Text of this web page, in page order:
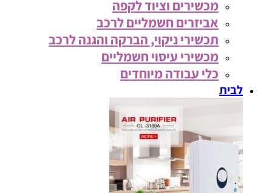
מכשירים וציוד לקפה
אביזרים חשמליים לרכב
תכשירי ניקוי, הברקה והגנה לרכב
מכשירי עיסוי חשמליים
כלי עבודה מיוחדים
לבית